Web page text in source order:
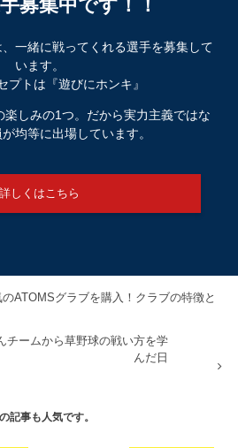
募集中です！！
一緒に戦ってくれる選手を募集して
います。
プトは『遊びにホンキ』
しみの1つ。だから実力主義ではな
均等に出場しています。
詳しくはこちら
ATOMSグラブを購入！クラブの特徴と
チームから草野球の戦い方を学
んだ日
記事も人気です。